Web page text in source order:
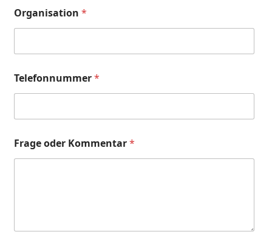
Organisation*
Telefonnummer*
Frage oder Kommentar*